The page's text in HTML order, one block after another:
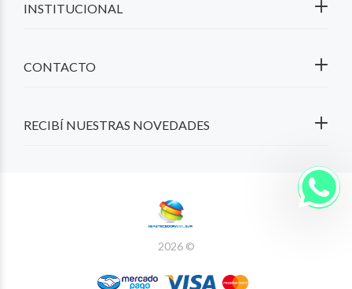
RECIBÍ NUESTRAS NOVEDADES
INSTITUCIONAL
CONTACTO
2026 ©